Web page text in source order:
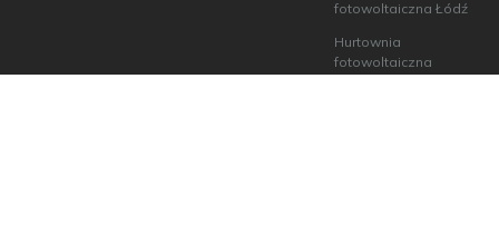
fotowoltaiczna Łódź
Hurtownia
fotowoltaiczna